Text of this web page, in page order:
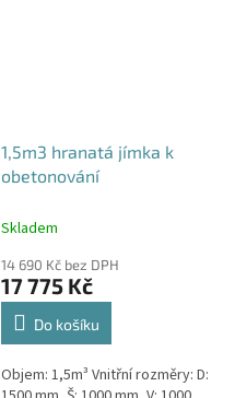
1,5m3 hranatá jímka k
obetonování
Skladem
14 690 Kč bez DPH
17 775 Kč
Do košíku
Objem: 1,5m³ Vnitřní rozměry: D: